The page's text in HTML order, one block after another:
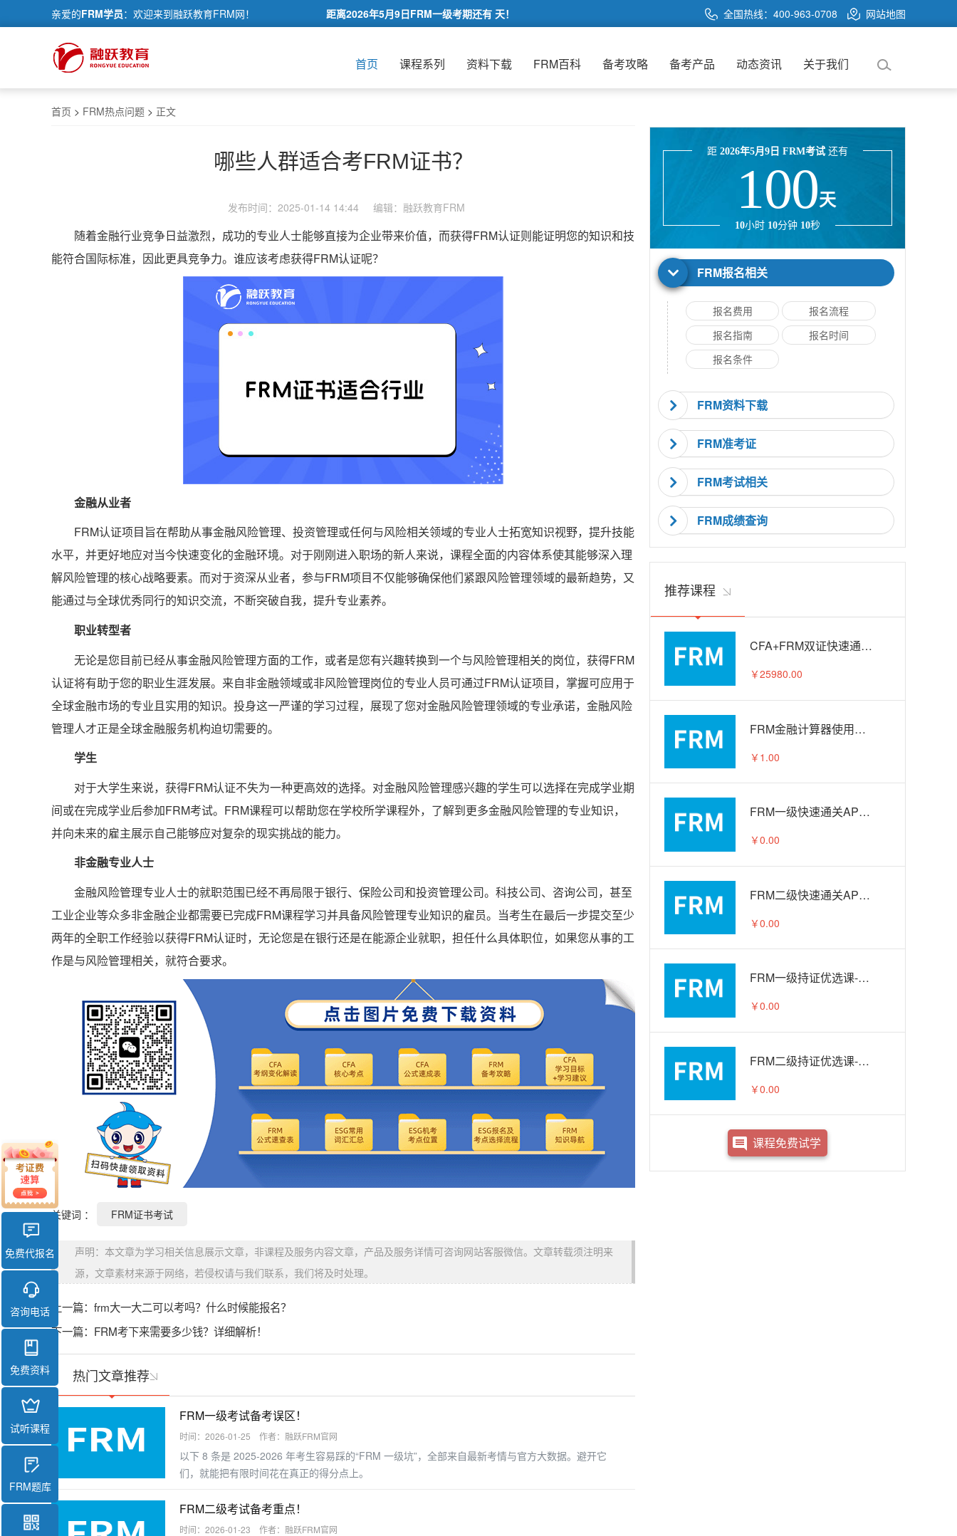
亲爱的FRM学员：欢迎来到融跃教育FRM网！ 距离2026年5月9日FRM一级考期还有 天！ 全国热线：400-963-0708 网站地图
首页 课程系列 资料下载 FRM百科 备考攻略 备考产品 动态资讯 关于我们
首页 > FRM热点问题 > 正文
哪些人群适合考FRM证书？
发布时间：2025-01-14 14:44 编辑：融跃教育FRM
随着金融行业竞争日益激烈，成功的专业人士能够直接为企业带来价值，而获得FRM认证则能证明您的知识和技
能符合国际标准，因此更具竞争力。谁应该考虑获得FRM认证呢？
金融从业者
FRM认证项目旨在帮助从事金融风险管理、投资管理或任何与风险相关领域的专业人士拓宽知识视野，提升技能
水平，并更好地应对当今快速变化的金融环境。对于刚刚进入职场的新人来说，课程全面的内容体系使其能够深入理
解风险管理的核心战略要素。而对于资深从业者，参与FRM项目不仅能够确保他们紧跟风险管理领域的最新趋势，⼜
能通过与全球优秀同行的知识交流，不断突破自我，提升专业素养。
职业转型者
无论是您目前已经从事金融风险管理方面的工作，或者是您有兴趣转换到一个与风险管理相关的岗位，获得FRM
认证将有助于您的职业生涯发展。来自非金融领域或非风险管理岗位的专业人员可通过FRM认证项目，掌握可应用于
全球金融市场的专业且实用的知识。投身这一严谨的学习过程，展现了您对金融风险管理领域的专业承诺，金融风险
管理人才正是全球金融服务机构迫切需要的。
学生
对于大学生来说，获得FRM认证不失为一种更高效的选择。对金融风险管理感兴趣的学生可以选择在完成学业期
间或在完成学业后参加FRM考试。FRM课程可以帮助您在学校所学课程外，了解到更多金融风险管理的专业知识，
并向未来的雇主展示自己能够应对复杂的现实挑战的能力。
非金融专业人士
金融风险管理专业人士的就职范围已经不再局限于银行、保险公司和投资管理公司。科技公司、咨询公司，甚至
工业企业等众多非金融企业都需要已完成FRM课程学习并具备风险管理专业知识的雇员。当考生在最后一步提交至少
两年的全职工作经验以获得FRM认证时，无论您是在银行还是在能源企业就职，担任什么具体职位，如果您从事的工
作是与风险管理相关，就符合要求。
关键词 ： FRM证书考试
声明：本文章为学习相关信息展示文章，非课程及服务内容文章，产品及服务详情可咨询网站客服微信。文章转载须注明来
源，文章素材来源于网络，若侵权请与我们联系，我们将及时处理。
上一篇： frm大一大二可以考吗？什么时候能报名？
下一篇： FRM考下来需要多少钱？详细解析！
热门文章推荐
FRM一级考试备考误区！
时间：2026-01-25 作者：融跃FRM官网
以下 8 条是 2025-2026 年考生容易踩的“FRM 一级坑”，全部来自最新考情与官方大数据。避开它
们，就能把有限时间花在真正的得分点上。
FRM二级考试备考重点！
时间：2026-01-23 作者：融跃FRM官网
距 2026年5月9日 FRM考试 还有
100天
10小时 10分钟 10秒
FRM报名相关
报名费用
报名流程
报名指南
报名时间
报名条件
FRM资料下载
FRM准考证
FRM考试相关
FRM成绩查询
推荐课程
CFA+FRM双证快速通关APS智播课A计划
￥25980.00
FRM金融计算器使用教程
￥1.00
FRM一级快速通关APS智播课-试听
￥0.00
FRM二级快速通关APS智播课-试听
￥0.00
FRM一级持证优选课-试听
￥0.00
FRM二级持证优选课-试听
￥0.00
课程免费试学
免费代报名
咨询电话
免费资料
试听课程
FRM题库